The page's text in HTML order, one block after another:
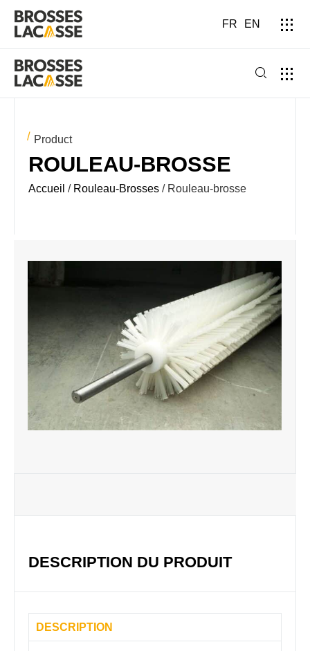
FR EN
Product
ROULEAU-BROSSE
Accueil / Rouleau-Brosses / Rouleau-brosse
DESCRIPTION DU PRODUIT
DESCRIPTION